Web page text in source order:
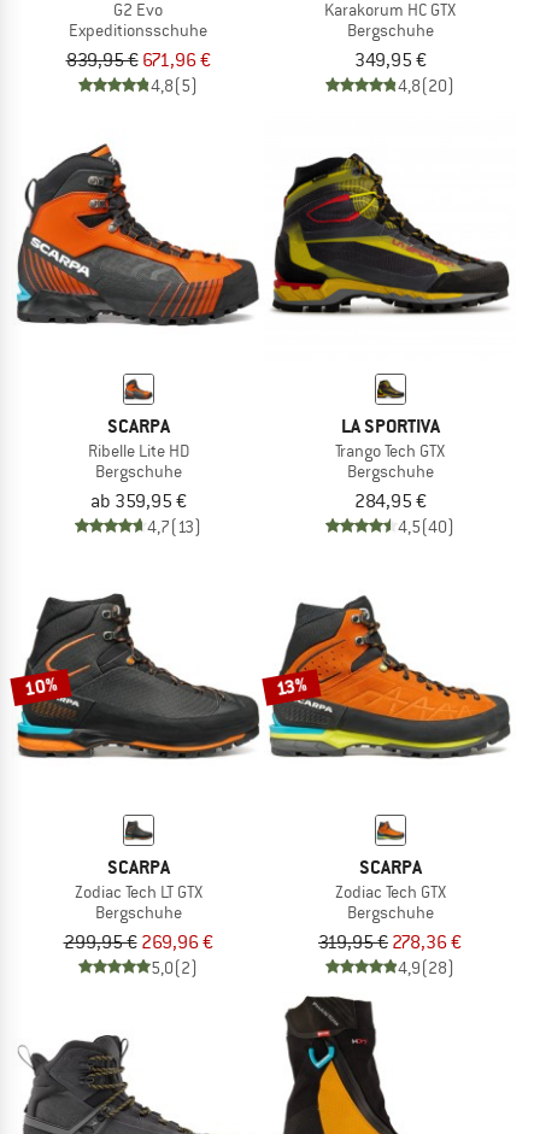
G2 Evo
Expeditionsschuhe
839,95 € 671,96 €
4,8(5)
Karakorum HC GTX
Bergschuhe
349,95 €
4,8(20)
SCARPA
Ribelle Lite HD
Bergschuhe
ab 359,95 €
4,7(13)
LA SPORTIVA
Trango Tech GTX
Bergschuhe
284,95 €
4,5(40)
10%
SCARPA
Zodiac Tech LT GTX
Bergschuhe
299,95 € 269,96 €
5,0(2)
13%
SCARPA
Zodiac Tech GTX
Bergschuhe
319,95 € 278,36 €
4,9(28)